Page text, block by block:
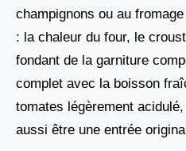
champignons ou au
: la chaleur du four, le
fondant de la garniture
complet avec la boisson
tomates légèrement
aussi être une entrée